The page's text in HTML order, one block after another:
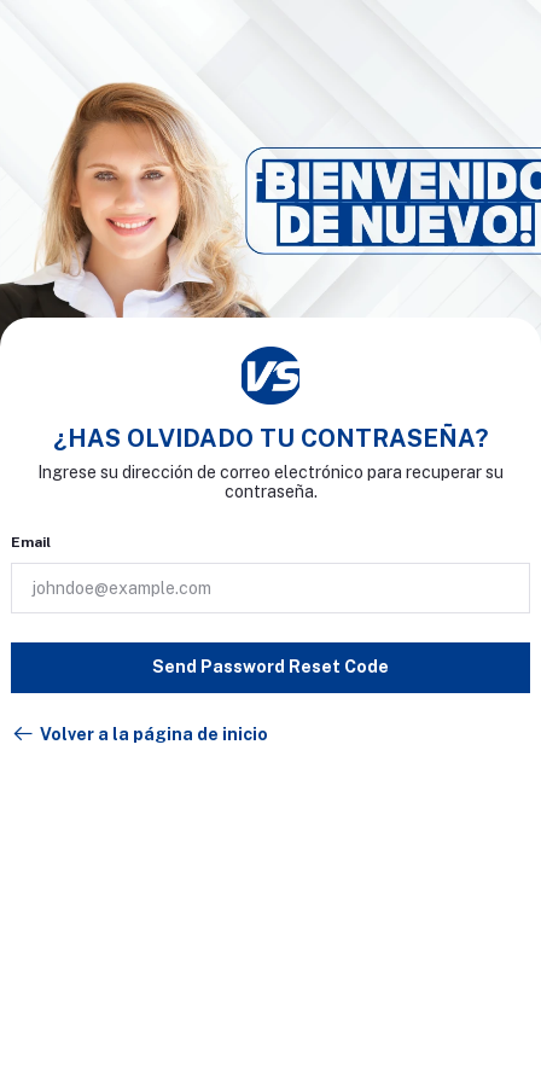
¿HAS OLVIDADO TU CONTRASEÑA?
Ingrese su dirección de correo electrónico para recuperar su
contraseña.
Email
Send Password Reset Code
Volver a la página de inicio